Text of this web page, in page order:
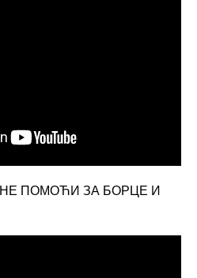
ПОМОЋИ ЗА БОРЦЕ И